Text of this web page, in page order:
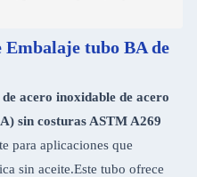
tubo BA de
acero inoxidable de acero
sin costuras ASTM A269
para aplicaciones que
sin aceite.Este tubo ofrece